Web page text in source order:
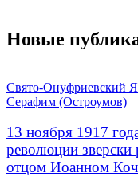
Новые
Свято-Онуфриевский
Серафим (Остроумов)
13 ноября 1917
революции
отцом Иоанном